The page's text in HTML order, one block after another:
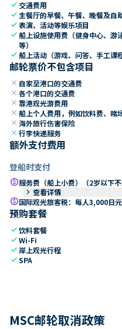
check 交通费用
check 主餐厅的早餐、午餐、晚餐及自
check表演、活动等娱乐项目
check船上设施使用费（健身中心、游
等）
check船上活动（游戏、问答、手工课程
邮轮票价不包含项目
close 自家至港口的交通费
close 各个港口的交通费
close 靠港观光游费用
close 船上个人费用，例如饮料费、赌
close 海外旅行伤害保险
close 行李快递服务
额外支付费用
登船时支付
paid服务费（船上小费）（2岁以下不
keyboard_arrow_right 查看详情
paid国际观光旅客税：每人3,000日
预购套餐
check饮料套餐
checkWi-Fi
check 岸上观光行程
checkSPA
MSC邮轮取消政策